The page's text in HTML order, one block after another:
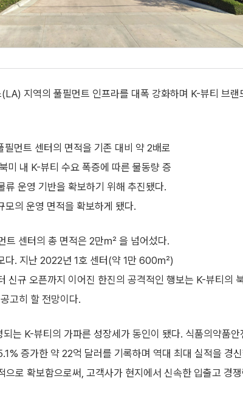
지역의 풀필먼트 인프라를 대폭 강화하며 K-뷰티 브랜
먼트 센터의 면적을 기존 대비 약 2배로
미 내 K-뷰티 수요 폭증에 따른 물동량 증
류 운영 기반을 확보하기 위해 추진됐다.
의 운영 면적을 확보하게 됐다.
트 센터의 총 면적은 2만㎡ 을 넘어섰다.
다. 지난 2022년 1호 센터(약 1만 600㎡)
규 오픈까지 이어진 한진의 공격적인 행보는 K-뷰티의
고히 할 전망이다.
는 K-뷰티의 가파른 성장세가 동인이 됐다. 식품의약품안
증가한 약 22억 달러를 기록하며 역대 최대 실적을 경신
로 확보함으로써, 고객사가 현지에서 신속한 입출고 경